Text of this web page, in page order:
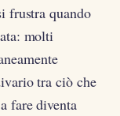
frustra quando
molti
tra ciò che
fare diventa